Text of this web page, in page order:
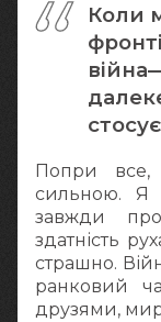
Коли
Попри
сильною. Я
завжди
здатність
страшно.
ранковий
друзями,